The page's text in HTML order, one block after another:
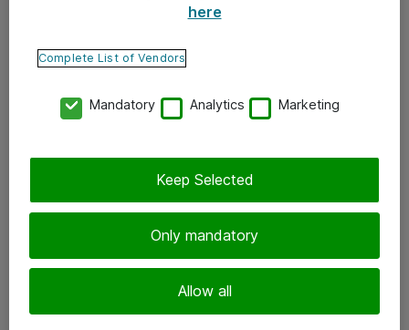
Yhteystiedot
Ota yhteyttä
here
Complete List of Vendors
Mandatory Analytics Marketing
Only mandatory
Allow all
Keep Selected